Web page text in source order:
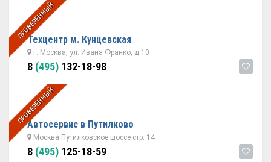
ПРОВЕРЕННЫЙ
Техцентр м. Кунцевская
г. Москва, ул. Ивана Франко, д.10
8 (495) 132-18-98
ПРОВЕРЕННЫЙ
Автосервис в Путилково
Москва Путилковское шоссе стр. 14
8 (495) 125-18-59